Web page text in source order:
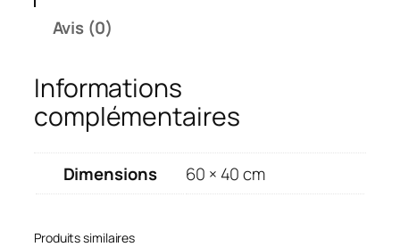
o
u
s
s
n
o
Avis (0)
Informations
complémentaires
Dimensions 60 × 40 cm
Produits similaires